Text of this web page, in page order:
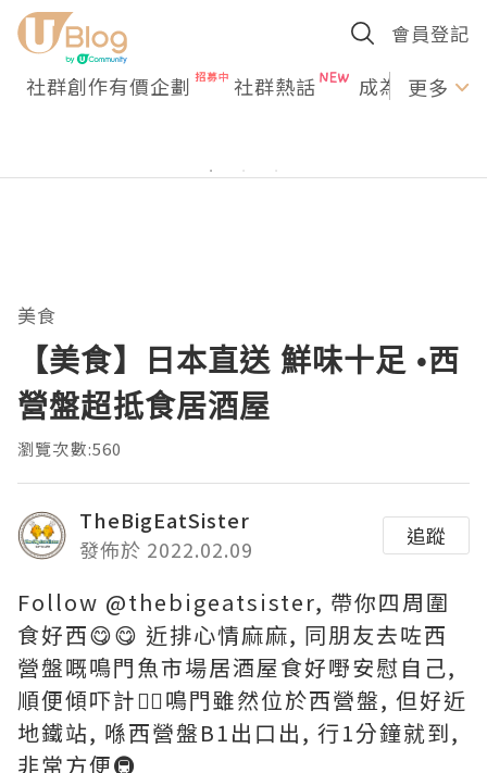
會員登記
社群創作有價企劃 社群熱話 成為U更多
美食
【美食】日本直送 鮮味十足 •西
營盤超抵食居酒屋
瀏覽次數:560
TheBigEatSister
發佈於 2022.02.09
追蹤
Follow @thebigeatsister, 帶你四周圍
食好西😋😋 近排心情麻麻, 同朋友去咗西
營盤嘅鳴門魚市場居酒屋食好嘢安慰自己,
順便傾吓計👯‍♂️鳴門雖然位於西營盤, 但好近
地鐵站, 喺西營盤B1出口出, 行1分鐘就到,
非常方便🚇